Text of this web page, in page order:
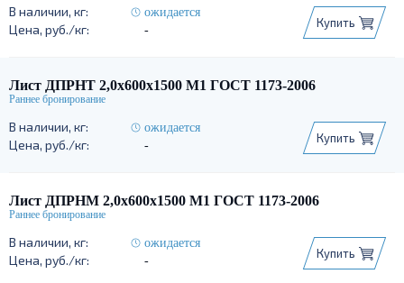
ожидается
-
Купить
Лист ДПРНТ 2,0х600х1500 М1 ГОСТ 1173-2006
ожидается
-
Купить
Лист ДПРНМ 2,0х600х1500 М1 ГОСТ 1173-2006
ожидается
-
Купить